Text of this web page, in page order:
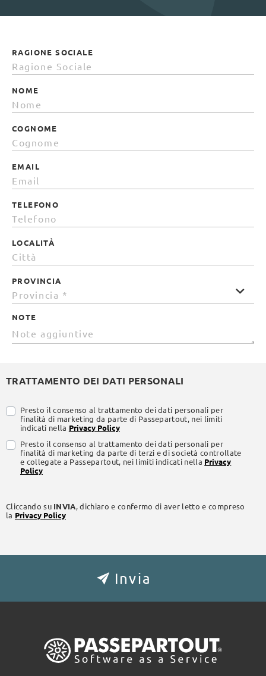
RAGIONE SOCIALE
NOME
COGNOME
EMAIL
TELEFONO
LOCALITÀ
PROVINCIA
NOTE
TRATTAMENTO DEI DATI PERSONALI
Presto il consenso al trattamento dei dati personali per
finalità di marketing da parte di Passepartout, nei limiti
indicati nella Privacy Policy
Presto il consenso al trattamento dei dati personali per
finalità di marketing da parte di terzi e di società controllate
e collegate a Passepartout, nei limiti indicati nella Privacy
Policy
Cliccando su INVIA, dichiaro e confermo di aver letto e compreso
la Privacy Policy